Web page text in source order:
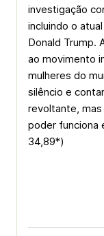
investigação
incluindo o
Donald Trump.
ao movimento
mulheres do
silêncio e
revoltante,
poder funciona
34,89*)